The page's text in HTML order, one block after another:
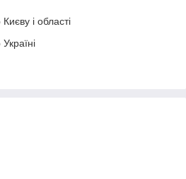
і області